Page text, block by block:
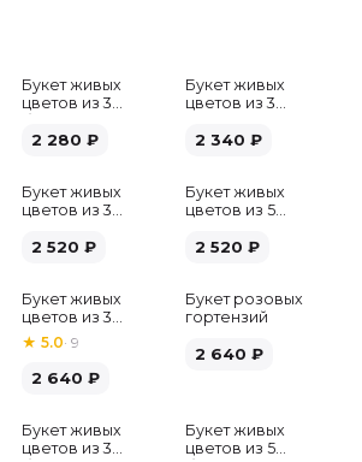
Букет живых
цветов из 3
2 280 ₽
Букет живых
цветов из 3
2 340 ₽
Букет живых
цветов из 3
2 520 ₽
Букет живых
цветов из 5
микс
2 520 ₽
Букет живых
цветов из 3
розовых пионов
★ 5.0· 9
2 640 ₽
Букет розовых
гортензий
2 640 ₽
Букет живых
цветов из 3
Хит
Букет живых
цветов из 5